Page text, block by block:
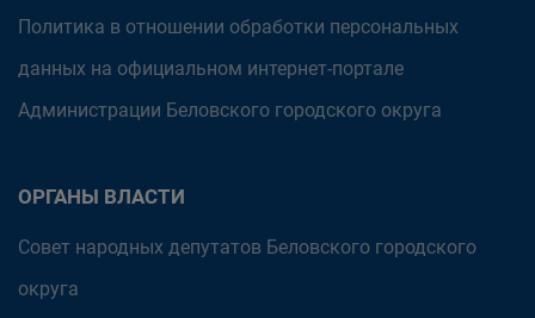
Политика в отношении обработки персональных
данных на официальном интернет-портале
Администрации Беловского городского округа
ОРГАНЫ ВЛАСТИ
Совет народных депутатов Беловского городского
округа